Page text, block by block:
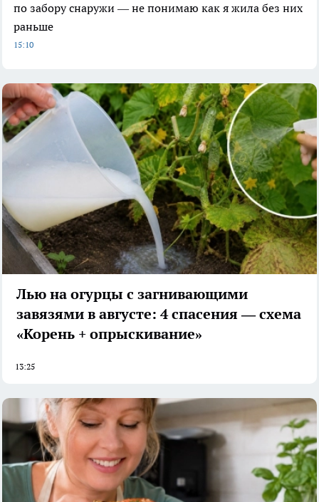
по забору снаружи — не понимаю как я жила без них
раньше
15:10
Лью на огурцы с загнивающими
завязями в августе: 4 спасения — схема
«Корень + опрыскивание»
13:25